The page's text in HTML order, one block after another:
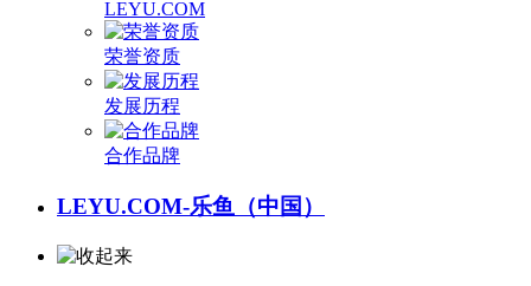
LEYU.COM
荣誉资质
发展历程
合作品牌
LEYU.COM-乐鱼（中国）